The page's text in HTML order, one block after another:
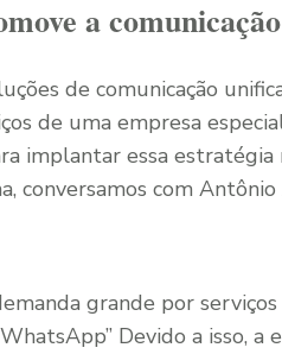
a
de comunicação
de uma empresa
implantar essa estratégia
conversamos com
grande por
Devido a isso, a